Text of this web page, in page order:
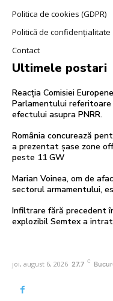
Politica de cookies (GDPR)
Politică de confidențialitate
Contact
Ultimele postari
Reacția Comisiei
Parlamentului
efectului asupra PNRR.
România concurează
a prezentat șase zone
peste 11 GW
Marian Voinea, om de
sectorul armamentului,
Infiltrare fără precedent
explozibil Semtex a
joi, august 6, 2026 27.7 C